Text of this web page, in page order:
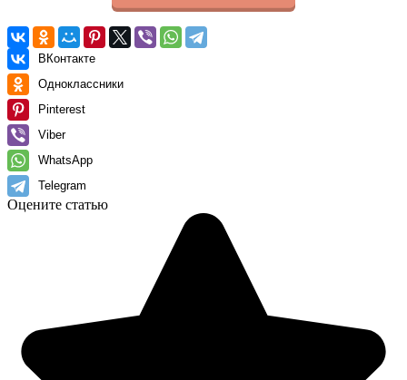
ВКонтакте
Одноклассники
Pinterest
Viber
WhatsApp
Telegram
Оцените статью